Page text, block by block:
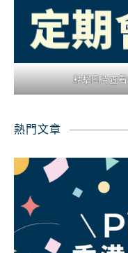
點擊圖片查
熱門文章